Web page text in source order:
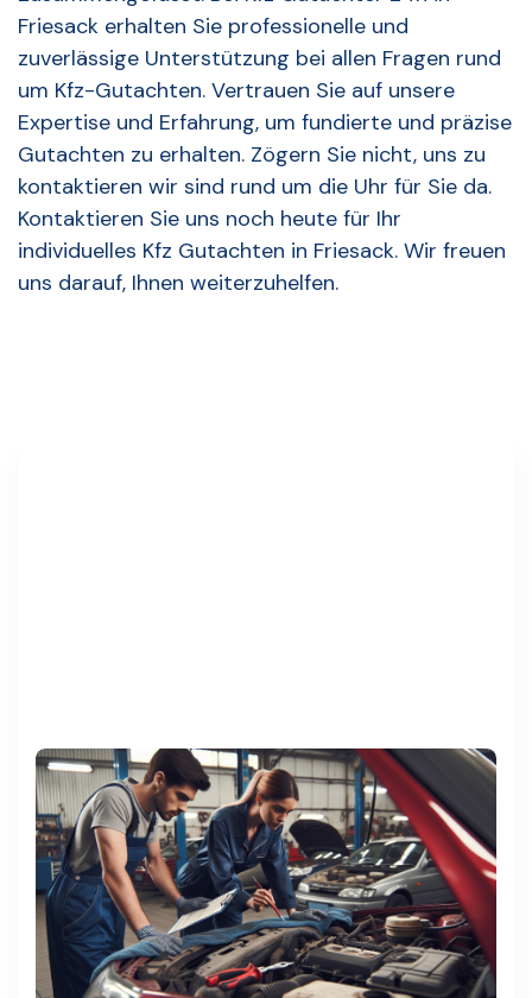
Friesack erhalten Sie professionelle und
zuverlässige Unterstützung bei allen Fragen rund
um Kfz-Gutachten. Vertrauen Sie auf unsere
Expertise und Erfahrung, um fundierte und präzise
Gutachten zu erhalten. Zögern Sie nicht, uns zu
kontaktieren wir sind rund um die Uhr für Sie da.
Kontaktieren Sie uns noch heute für Ihr
individuelles Kfz Gutachten in Friesack. Wir freuen
uns darauf, Ihnen weiterzuhelfen.